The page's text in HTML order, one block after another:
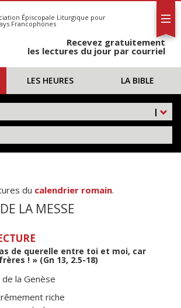
Épiscopale Liturgique pour
Francophones
Recevez gratuitement
les lectures du jour par courriel
LES HEURES LA BIBLE
|
du calendrier romain.
LA MESSE
de querelle entre toi et moi, car
! » (Gn 13, 2.5-18)
la Genèse
riche